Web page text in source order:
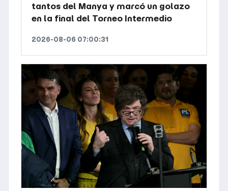
tantos del Manya y marcó un golazo
en la final del Torneo Intermedio
2026-08-06 07:00:31